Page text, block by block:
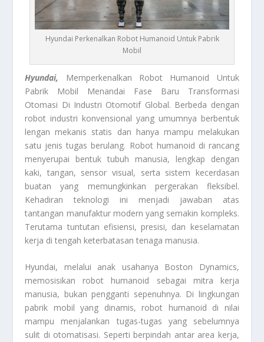
Hyundai Perkenalkan Robot Humanoid Untuk Pabrik
Mobil
Hyundai, Memperkenalkan Robot Humanoid Untuk
Pabrik Mobil Menandai Fase Baru Transformasi
Otomasi Di Industri Otomotif Global. Berbeda dengan
robot industri konvensional yang umumnya berbentuk
lengan mekanis statis dan hanya mampu melakukan
satu jenis tugas berulang. Robot humanoid di rancang
menyerupai bentuk tubuh manusia, lengkap dengan
kaki, tangan, sensor visual, serta sistem kecerdasan
buatan yang memungkinkan pergerakan fleksibel.
Kehadiran teknologi ini menjadi jawaban atas
tantangan manufaktur modern yang semakin kompleks.
Terutama tuntutan efisiensi, presisi, dan keselamatan
kerja di tengah keterbatasan tenaga manusia.
Hyundai, melalui anak usahanya Boston Dynamics,
memosisikan robot humanoid sebagai mitra kerja
manusia, bukan pengganti sepenuhnya. Di lingkungan
pabrik mobil yang dinamis, robot humanoid di nilai
mampu menjalankan tugas-tugas yang sebelumnya
sulit di otomatisasi. Seperti berpindah antar area kerja,